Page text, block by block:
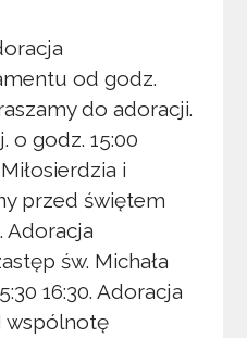
od godz.
do adoracji.
o godz. 15:00
i
przed świętem
Adoracja
św. Michała
16:30. Adoracja
wspólnotę